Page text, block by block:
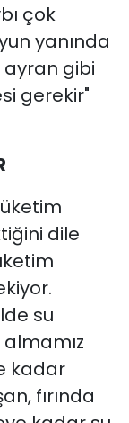
çok
yanında
ayran gibi
gerekir"
dile
su
almamız
kadar
fırında